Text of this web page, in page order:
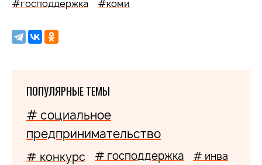
#господдержка #коми
ПОПУЛЯРНЫЕ ТЕМЫ
# социальное
предпринимательство
# конкурс # господдержка # инва